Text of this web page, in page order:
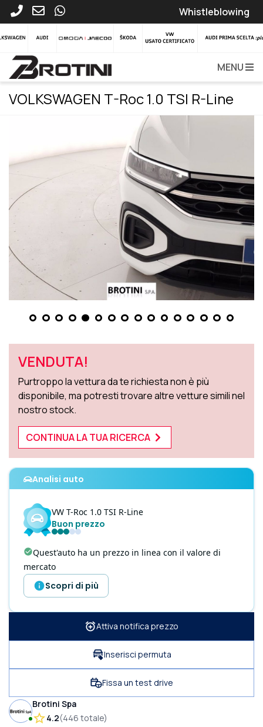
Whistleblowing
MENU
VOLKSWAGEN T-Roc 1.0 TSI R-Line
VENDUTA!
Purtroppo la vettura da te richiesta non è più
disponibile, ma potresti trovare altre vetture simili nel
nostro stock.
CONTINUA LA TUA RICERCA
Analisi auto
VW T-Roc 1.0 TSI R-Line
Buon prezzo
Quest'auto ha un prezzo in linea con il valore di
mercato
Scopri di più
Attiva notifica prezzo
Inserisci permuta
Fissa un test drive
Brotini Spa
4.2(446 totale)